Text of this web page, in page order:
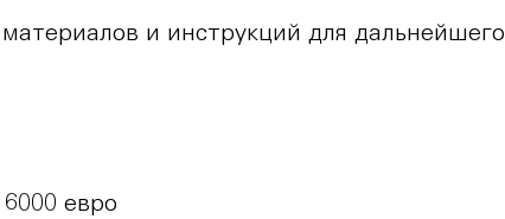
и инструкций для дальнейшего
евро